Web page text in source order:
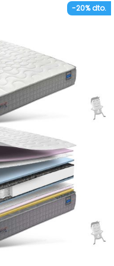
e independencia de
mm en ambas caras.
en un colchón
Dry-Soft de
lados.
con una
dura, protegiendo el
tratados
la aparición de
en la funda. Previene
hongos y bacterias.
Inhibe los
-20% dto.